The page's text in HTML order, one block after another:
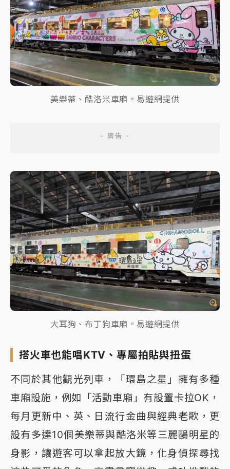
美樂蒂、酷洛米車廂。易遊網提供
大耳狗、布丁狗車廂。易遊網提供
搭火車也能唱KTV、專屬拍貼與扭蛋
不同於其他觀光列車，「環島之星」擁有多種
車廂設施，例如「活動車廂」有設置卡拉OK，
每月更新中、英、日流行金曲與經典老歌，更
設有多達10個美樂蒂與酷洛米等三麗鷗明星的
身影，讓遊客可以拿起放大鏡，化身偵探尋找